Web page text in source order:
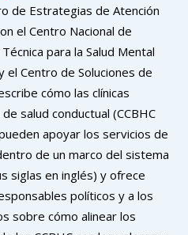
de Estrategias de Atención
el Centro Nacional de
para la Salud Mental
el Centro de Soluciones de
cómo las clínicas
salud conductual (CCBHC
apoyar los servicios de
de un marco del sistema
siglas en inglés) y ofrece
políticos y a los
sobre cómo alinear los